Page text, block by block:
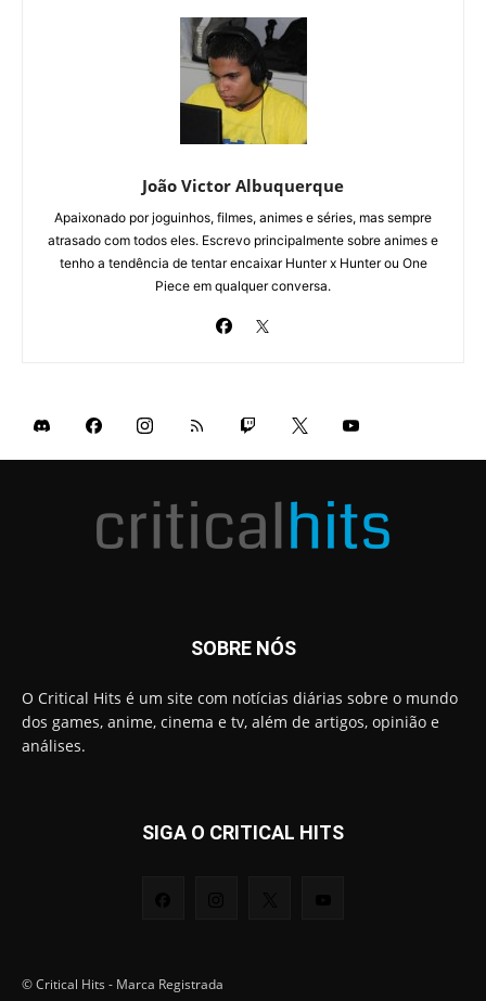
João Victor Albuquerque
Apaixonado por joguinhos, filmes, animes e séries, mas sempre
atrasado com todos eles. Escrevo principalmente sobre animes e
tenho a tendência de tentar encaixar Hunter x Hunter ou One
Piece em qualquer conversa.
SOBRE NÓS
O Critical Hits é um site com notícias diárias sobre o mundo
dos games, anime, cinema e tv, além de artigos, opinião e
análises.
SIGA O CRITICAL HITS
© Critical Hits - Marca Registrada